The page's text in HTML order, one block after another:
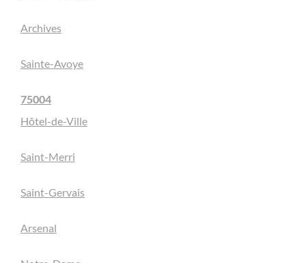
Archives
Sainte-Avoye
75004
Hôtel-de-Ville
Saint-Merri
Saint-Gervais
Arsenal